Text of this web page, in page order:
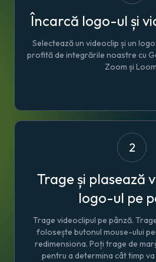
Încarcă logo-ul și
Selectează un videoclip și un
profită de integrările noastre cu
Zoom și
2
Trage și plasează
logo-ul pe
Trage videoclipul pe pânză.
folosește butonul mouse-ului
redimensiona. Poți trage de
pentru a determina cât timp